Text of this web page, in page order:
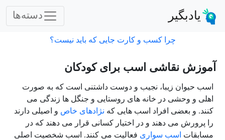
یادبگیر دسته‌ها
چرا کسب و کارت جایی که باید نیست؟
آموزش نقاشی اسب برای کودکان
اسب حیوان زیبا، نجیب و دوست داشتنی است که به صورت
اهلی و وحشی در خانه های روستایی و جنگل ها زندگی می
کنند. و بعضی افراد اسب هایی که نژادهای خاص و اصیلی دارند
را پرورش می دهند و در اختیار کسانی قرار می دهند که در
مسابقات اسب سواری فعالیت می کنند. اسب شخصیت اصلی